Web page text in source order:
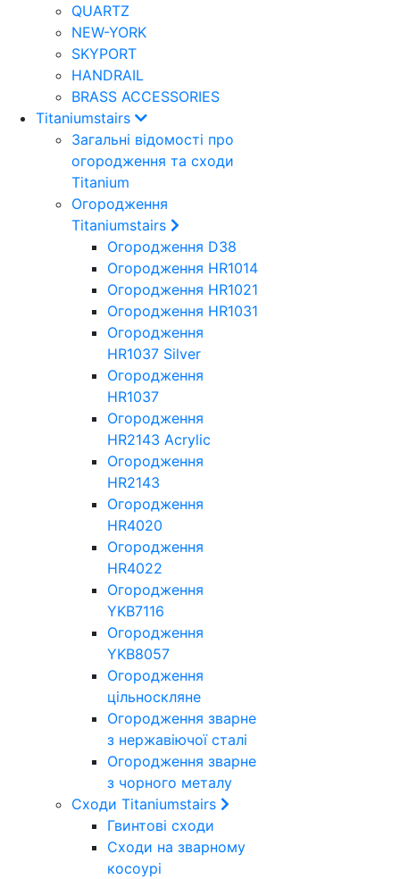
QUARTZ
NEW-YORK
SKYPORT
HANDRAIL
BRASS ACCESSORIES
Titaniumstairs
Загальні відомості про
огородження та сходи
Titanium
Огородження
Titaniumstairs
Огородження D38
Огородження HR1014
Огородження HR1021
Огородження HR1031
Огородження
HR1037 Silver
Огородження
HR1037
Огородження
HR2143 Acrylic
Огородження
HR2143
Огородження
HR4020
Огородження
HR4022
Огородження
YKB7116
Огородження
YKB8057
Огородження
цільноскляне
Огородження зварне
з нержавіючої сталі
Огородження зварне
з чорного металу
Сходи Titaniumstairs
Гвинтові сходи
Cходи на зварному
косоурі